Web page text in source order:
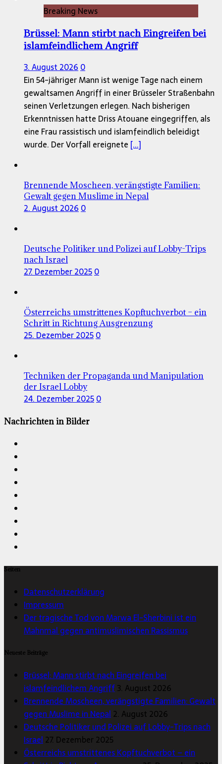
Breaking News
Brüssel: Mann stirbt nach Eingreifen bei
islamfeindlichem Angriff
3. August 20260
Ein 54-jähriger Mann ist wenige Tage nach einem
gewaltsamen Angriff in einer Brüsseler Straßenbahn
seinen Verletzungen erlegen. Nach bisherigen
Erkenntnissen hatte Driss Atouane eingegriffen, als
eine Frau rassistisch und islamfeindlich beleidigt
wurde. Der Vorfall ereignete [...]
Brennende Moscheen, verängstigte Familien:
Gewalt gegen Muslime in Nepal
2. August 20260
Deutsche Politiker und Polizei auf Lobby-Trips
nach Israel
27. Dezember 20250
Österreichs umstrittenes Kopftuchverbot – ein
Schritt in Richtung Ausgrenzung
25. Dezember 20250
Techniken der Propaganda und Manipulation
der Israel Lobby
24. Dezember 20250
Nachrichten in Bilder
Seiten
Datenschutzerklärung
Impressum
Der tragische Tod von Marwa El-Sherbini ist ein
Mahnmal gegen antimuslimischen Rassismus
Neueste Beiträge
Brüssel: Mann stirbt nach Eingreifen bei
islamfeindlichem Angriff3. August 2026
Brennende Moscheen, verängstigte Familien: Gewalt
gegen Muslime in Nepal 2. August 2026
Deutsche Politiker und Polizei auf Lobby-Trips nach
Israel 27. Dezember 2025
Österreichs umstrittenes Kopftuchverbot – ein